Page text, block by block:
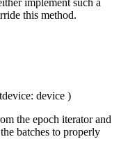
this method.
device: device )
the epoch iterator and
batches to properly